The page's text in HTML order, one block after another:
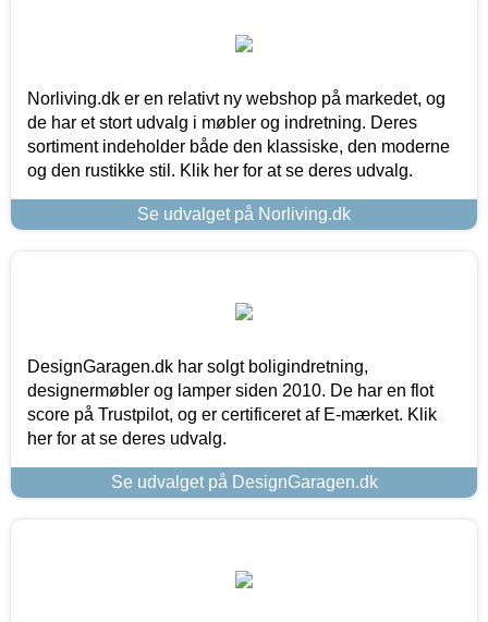
Norliving.dk er en relativt ny webshop på markedet, og
de har et stort udvalg i møbler og indretning. Deres
sortiment indeholder både den klassiske, den moderne
og den rustikke stil. Klik her for at se deres udvalg.
Se udvalget på Norliving.dk
DesignGaragen.dk har solgt boligindretning,
designermøbler og lamper siden 2010. De har en flot
score på Trustpilot, og er certificeret af E-mærket. Klik
her for at se deres udvalg.
Se udvalget på DesignGaragen.dk